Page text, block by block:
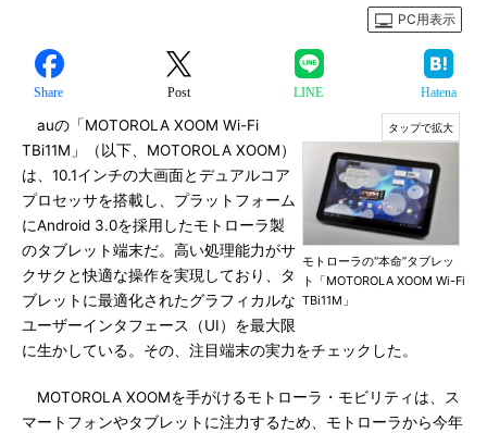
PC用表示
Share Post LINE Hatena
モトローラの“本命”タブレッ
ト「MOTOROLA XOOM Wi-Fi
TBi11M」
auの「MOTOROLA XOOM Wi-Fi
TBi11M」（以下、MOTOROLA XOOM）
は、10.1インチの大画面とデュアルコア
プロセッサを搭載し、プラットフォーム
にAndroid 3.0を採用したモトローラ製
のタブレット端末だ。高い処理能力がサ
クサクと快適な操作を実現しており、タ
ブレットに最適化されたグラフィカルな
ユーザーインタフェース（UI）を最大限
に生かしている。その、注目端末の実力をチェックした。
MOTOROLA XOOMを手がけるモトローラ・モビリティは、ス
マートフォンやタブレットに注力するため、モトローラから今年